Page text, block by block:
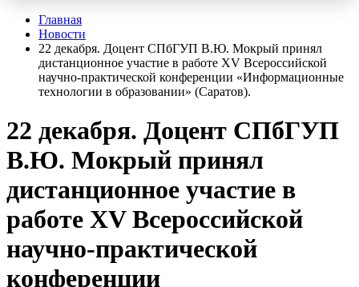
Главная
Новости
22 декабря. Доцент СПбГУП В.Ю. Мокрый принял
дистанционное участие в работе XV Всероссийской
научно-практической конференции «Информационные
технологии в образовании» (Саратов).
22 декабря. Доцент СПбГУП
В.Ю. Мокрый принял
дистанционное участие в
работе XV Всероссийской
научно-практической
конференции